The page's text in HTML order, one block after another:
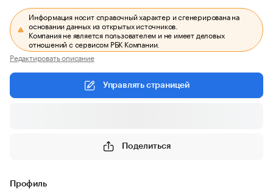
Информация носит справочный характер и сгенерирована на
основании данных из открытых источников.
Компания не является пользователем и не имеет деловых
отношений с сервисом РБК Компании.
Редактировать описание
Управлять страницей
Поделиться
Профиль